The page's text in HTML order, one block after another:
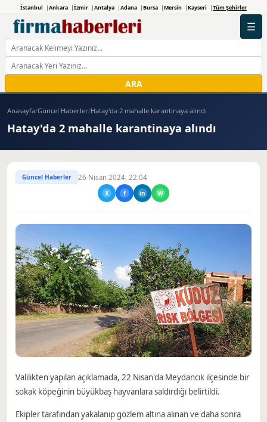
İstanbul Ankara İzmir Antalya Adana Bursa Mersin Kayseri Tüm Şehirler
ARA
☰
Anasayfa/Güncel Haberler/Hatay'da 2 mahalle karantinaya alındı
Hatay'da 2 mahalle karantinaya alındı
Güncel Haberler 26 Nisan 2024, 22:04
X f in W
Valilikten yapılan açıklamada, 22 Nisan'da Meydancık ilçesinde bir
sokak köpeğinin büyükbaş hayvanlara saldırdığı belirtildi.
Ekipler tarafından yakalanıp gözlem altına alınan ve daha sonra